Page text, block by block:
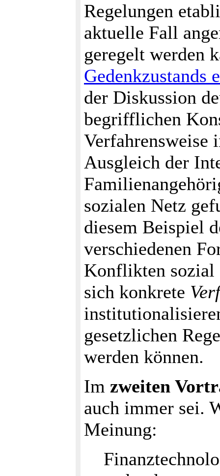
Regelungen
aktuelle Fall
geregelt werden
Gedenkzustands
der Diskussion
begrifflichen
Verfahrensweise
Ausgleich der
sozialen Netz
diesem Beispiel
verschiedenen
Konflikten sozial
sich konkrete
gesetzlichen
werden können.
Im zweiten
auch immer sei.
Meinung: